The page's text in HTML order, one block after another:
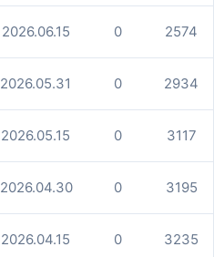
2026.06.15 0 2574
2026.05.31 0 2934
2026.05.15 0 3117
2026.04.30 0 3195
2026.04.15 0 3235